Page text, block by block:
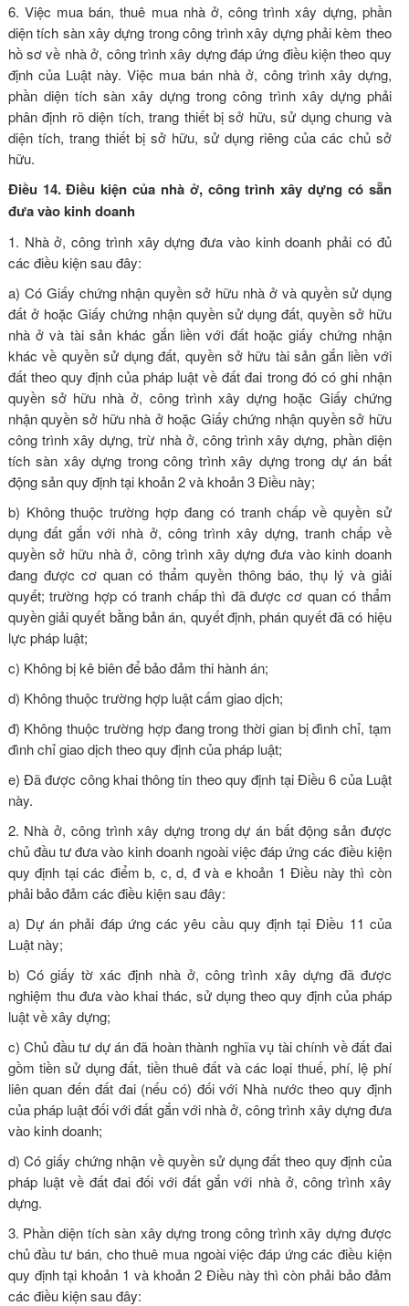
6. Việc mua bán, thuê mua nhà ở, công trình xây dựng, phần
diện tích sàn xây dựng trong công trình xây dựng phải kèm theo
hồ sơ về nhà ở, công trình xây dựng đáp ứng điều kiện theo quy
định của Luật này. Việc mua bán nhà ở, công trình xây dựng,
phần diện tích sàn xây dựng trong công trình xây dựng phải
phân định rõ diện tích, trang thiết bị sở hữu, sử dụng chung và
diện tích, trang thiết bị sở hữu, sử dụng riêng của các chủ sở
hữu.
Điều 14. Điều kiện của nhà ở, công trình xây dựng có sẵn
đưa vào kinh doanh
1. Nhà ở, công trình xây dựng đưa vào kinh doanh phải có đủ
các điều kiện sau đây:
a) Có Giấy chứng nhận quyền sở hữu nhà ở và quyền sử dụng
đất ở hoặc Giấy chứng nhận quyền sử dụng đất, quyền sở hữu
nhà ở và tài sản khác gắn liền với đất hoặc giấy chứng nhận
khác về quyền sử dụng đất, quyền sở hữu tài sản gắn liền với
đất theo quy định của pháp luật về đất đai trong đó có ghi nhận
quyền sở hữu nhà ở, công trình xây dựng hoặc Giấy chứng
nhận quyền sở hữu nhà ở hoặc Giấy chứng nhận quyền sở hữu
công trình xây dựng, trừ nhà ở, công trình xây dựng, phần diện
tích sàn xây dựng trong công trình xây dựng trong dự án bất
động sản quy định tại khoản 2 và khoản 3 Điều này;
b) Không thuộc trường hợp đang có tranh chấp về quyền sử
dụng đất gắn với nhà ở, công trình xây dựng, tranh chấp về
quyền sở hữu nhà ở, công trình xây dựng đưa vào kinh doanh
đang được cơ quan có thẩm quyền thông báo, thụ lý và giải
quyết; trường hợp có tranh chấp thì đã được cơ quan có thẩm
quyền giải quyết bằng bản án, quyết định, phán quyết đã có hiệu
lực pháp luật;
c) Không bị kê biên để bảo đảm thi hành án;
d) Không thuộc trường hợp luật cấm giao dịch;
đ) Không thuộc trường hợp đang trong thời gian bị đình chỉ, tạm
đình chỉ giao dịch theo quy định của pháp luật;
e) Đã được công khai thông tin theo quy định tạiĐiều 6 của Luật
này.
2. Nhà ở, công trình xây dựng trong dự án bất động sản được
chủ đầu tư đưa vào kinh doanh ngoài việc đáp ứng các điều kiện
quy định tại các điểm b, c, d, đ và e khoản 1 Điều này thì còn
phải bảo đảm các điều kiện sau đây:
a) Dự án phải đáp ứng các yêu cầu quy định tạiĐiều 11 của
Luật này;
b) Có giấy tờ xác định nhà ở, công trình xây dựng đã được
nghiệm thu đưa vào khai thác, sử dụng theo quy định của pháp
luật về xây dựng;
c) Chủ đầu tư dự án đã hoàn thành nghĩa vụ tài chính về đất đai
gồm tiền sử dụng đất, tiền thuê đất và các loại thuế, phí, lệ phí
liên quan đến đất đai (nếu có) đối với Nhà nước theo quy định
của pháp luật đối với đất gắn với nhà ở, công trình xây dựng đưa
vào kinh doanh;
d) Có giấy chứng nhận về quyền sử dụng đất theo quy định của
pháp luật về đất đai đối với đất gắn với nhà ở, công trình xây
dựng.
3. Phần diện tích sàn xây dựng trong công trình xây dựng được
chủ đầu tư bán, cho thuê mua ngoài việc đáp ứng các điều kiện
quy định tại khoản 1 và khoản 2 Điều này thì còn phải bảo đảm
các điều kiện sau đây: